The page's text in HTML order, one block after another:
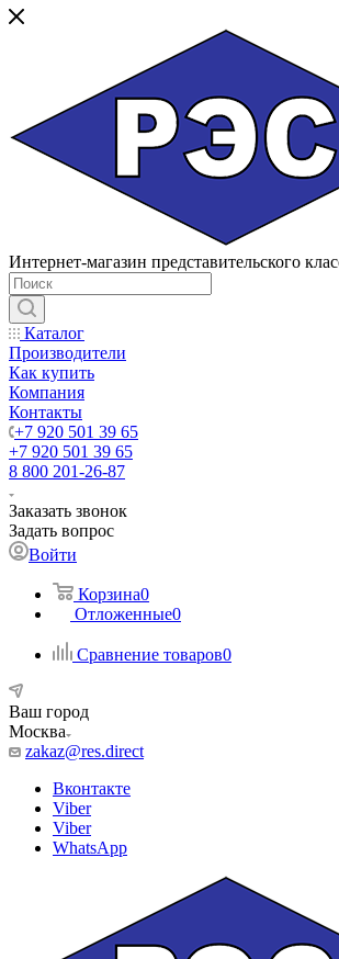
Интернет-магазин представительского
Каталог
Производители
Как купить
Компания
Контакты
+7 920 501 39 65
+7 920 501 39 65
8 800 201-26-87
Заказать звонок
Задать вопрос
Войти
Корзина0
Отложенные0
Сравнение товаров0
Ваш город
Москва
zakaz@res.direct
Вконтакте
Viber
Viber
WhatsApp